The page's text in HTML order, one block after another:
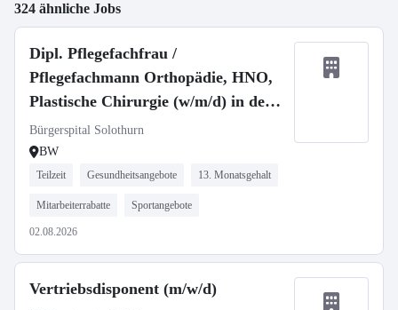
324 ähnliche Jobs
Dipl. Pflegefachfrau /
Pflegefachmann Orthopädie, HNO,
Plastische Chirurgie (w/m/d) in der
Schweiz
Bürgerspital Solothurn
BW
Teilzeit Gesundheitsangebote 13. Monatsgehalt
Mitarbeiterrabatte Sportangebote
02.08.2026
Vertriebsdisponent (m/w/d)